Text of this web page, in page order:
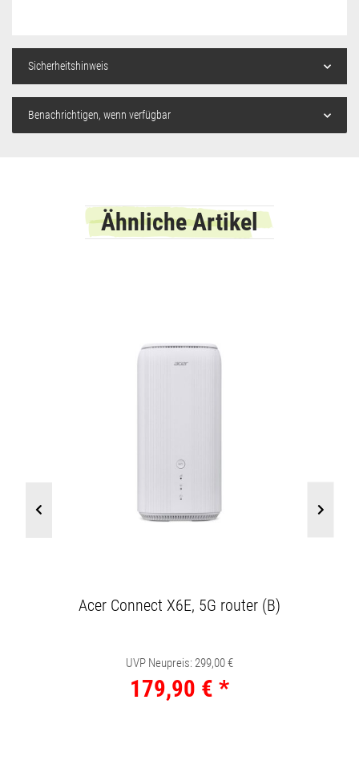
Sicherheitshinweis
Benachrichtigen, wenn verfügbar
Ähnliche Artikel
Acer Connect X6E, 5G router (B)
UVP Neupreis: 299,00 €
179,90 € *